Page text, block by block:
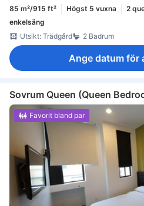
85 m²/915 ft² Högst 5 vuxna
2
enkelsäng
Utsikt: Trädgård
2 Badrum
Ange datum för
Sovrum Queen (Queen
Favorit bland par